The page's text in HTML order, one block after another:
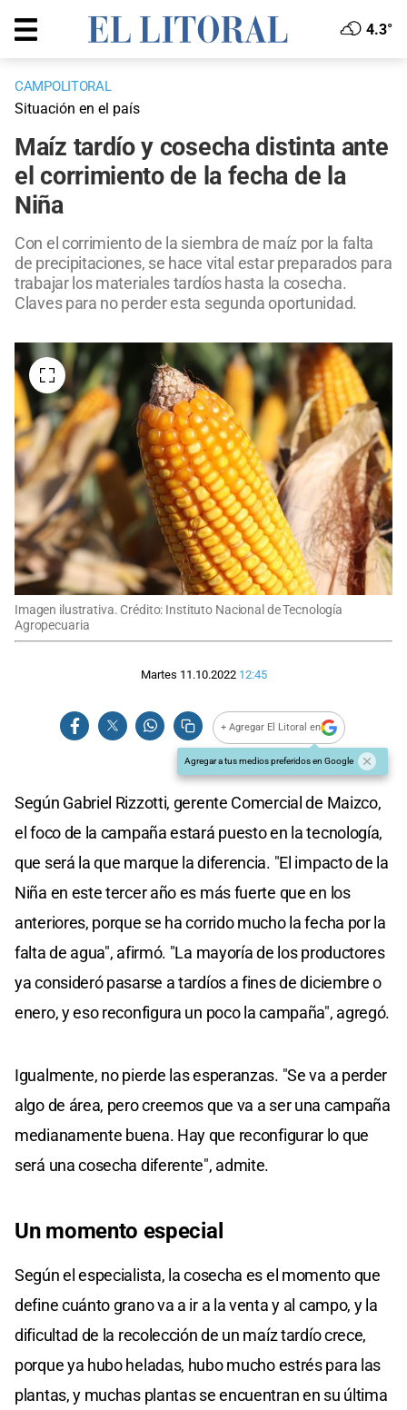
4.3°
CAMPOLITORAL
Situación en el país
Maíz tardío y cosecha distinta ante
el corrimiento de la fecha de la
Niña
Con el corrimiento de la siembra de maíz por la falta
de precipitaciones, se hace vital estar preparados para
trabajar los materiales tardíos hasta la cosecha.
Claves para no perder esta segunda oportunidad.
Imagen ilustrativa. Crédito: Instituto Nacional de Tecnología
Agropecuaria
Martes 11.10.2022 12:45
+ Agregar El Litoral en
Agregar a tus medios preferidos en Google
Según Gabriel Rizzotti, gerente Comercial de Maizco,
el foco de la campaña estará puesto en la tecnología,
que será la que marque la diferencia. "El impacto de la
Niña en este tercer año es más fuerte que en los
anteriores, porque se ha corrido mucho la fecha por la
falta de agua", afirmó. "La mayoría de los productores
ya consideró pasarse a tardíos a fines de diciembre o
enero, y eso reconfigura un poco la campaña", agregó.
Igualmente, no pierde las esperanzas. "Se va a perder
algo de área, pero creemos que va a ser una campaña
medianamente buena. Hay que reconfigurar lo que
será una cosecha diferente", admite.
Un momento especial
Según el especialista, la cosecha es el momento que
define cuánto grano va a ir a la venta y al campo, y la
dificultad de la recolección de un maíz tardío crece,
porque ya hubo heladas, hubo mucho estrés para las
plantas, y muchas plantas se encuentran en su última